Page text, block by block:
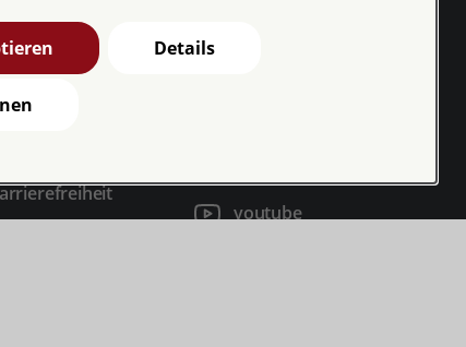
youtube
Details